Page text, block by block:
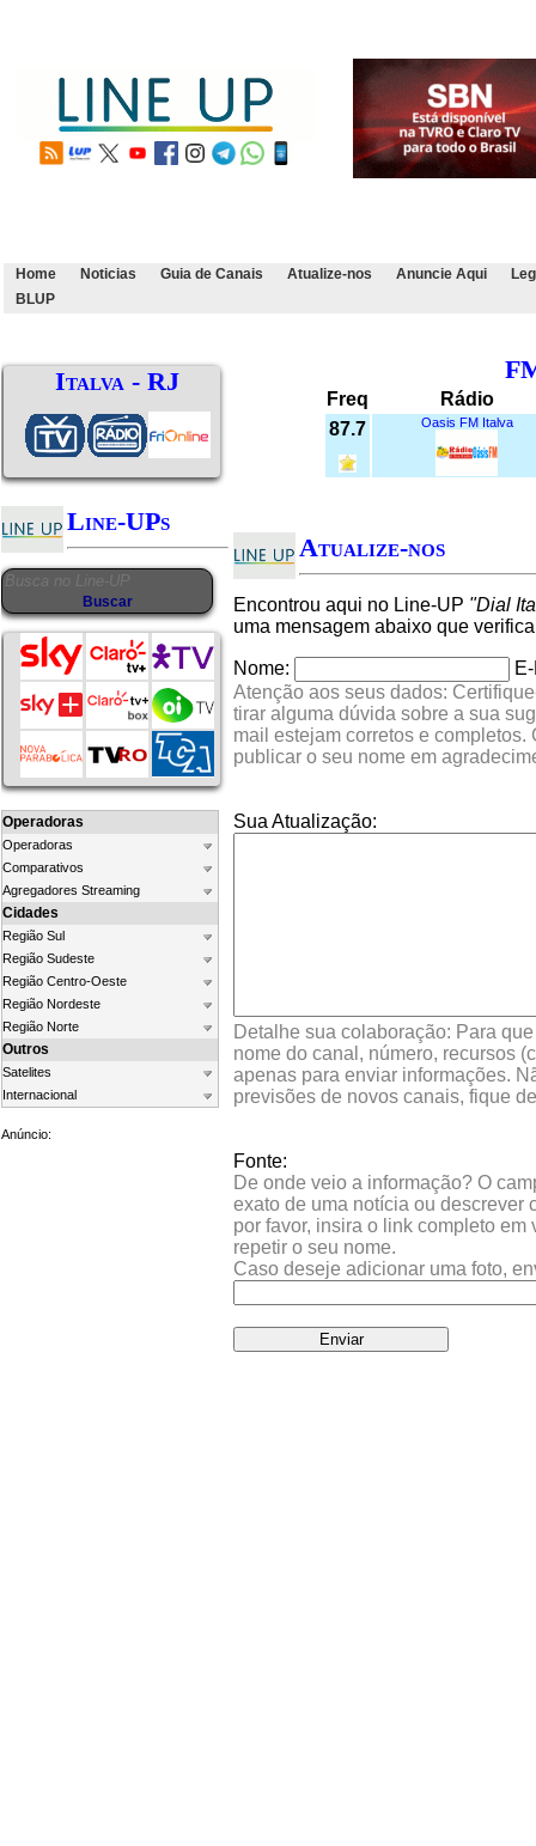
Home Noticias Guia de Canais Atualize-nos Anuncie Aqui
BLUP
Italva - RJ
Line-UPs
Operadoras
Operadoras
Comparativos
Agregadores Streaming
Cidades
Região Sul
Região Sudeste
Região Centro-Oeste
Região Nordeste
Região Norte
Outros
Satelites
Internacional
Anúncio:
Freq
Rádio
87.7
Oasis FM Italva
Atualize-nos
Encontrou aqui no Line-UP "Dial
uma mensagem abaixo que
Nome:
Atenção aos seus dados:
tirar alguma dúvida sobre a sua
mail estejam corretos e
publicar o seu nome em
Sua Atualização:
Detalhe sua colaboração: Para
nome do canal, número, recursos
apenas para enviar informações.
previsões de novos canais, fique
Fonte:
De onde veio a informação? O
exato de uma notícia ou descrever
por favor, insira o link completo
repetir o seu nome.
Caso deseje adicionar uma foto,